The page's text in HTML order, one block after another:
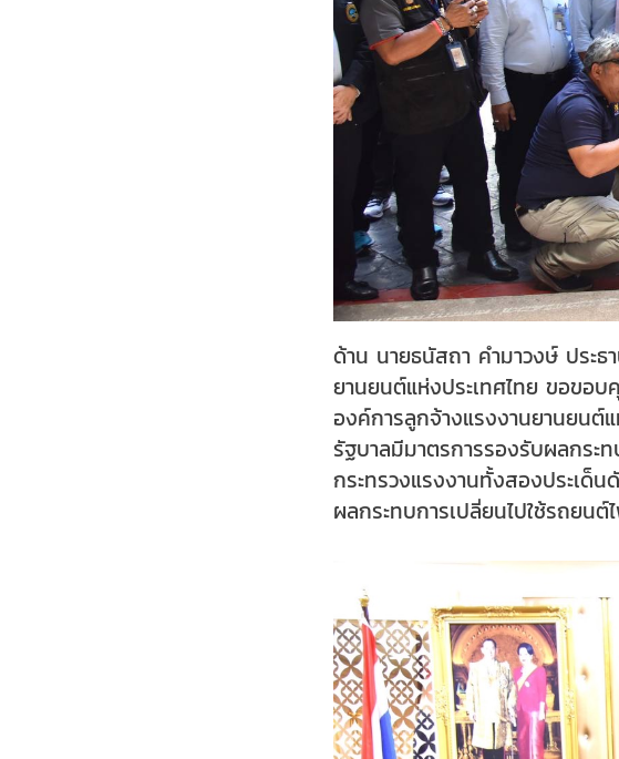
ด้าน นายธนัสถา คำมาวงษ์ ประธ
ยานยนต์แห่งประเทศไทย ขอขอบ
องค์การลูกจ้างแรงงานยานยนต์
รัฐบาลมีมาตรการรองรับผลกระ
กระทรวงแรงงานทั้งสองประเด็น
ผลกระทบการเปลี่ยนไปใช้รถยน